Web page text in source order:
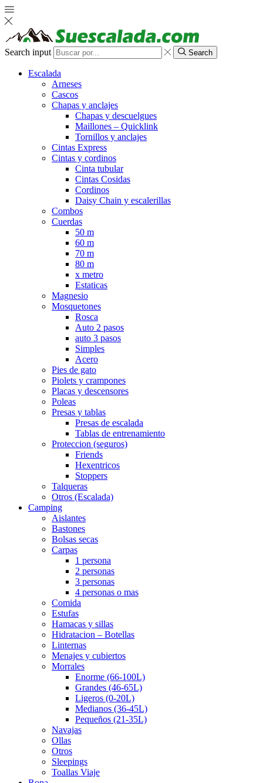
Search input Search
Escalada
Arneses
Cascos
Chapas y anclajes
Chapas y descuelgues
Maillones – Quicklink
Tornillos y anclajes
Cintas Express
Cintas y cordinos
Cinta tubular
Cintas Cosidas
Cordinos
Daisy Chain y escalerillas
Combos
Cuerdas
50 m
60 m
70 m
80 m
x metro
Estaticas
Magnesio
Mosquetones
Rosca
Auto 2 pasos
auto 3 pasos
Simples
Acero
Pies de gato
Piolets y crampones
Placas y descensores
Poleas
Presas y tablas
Presas de escalada
Tablas de entrenamiento
Proteccion (seguros)
Friends
Hexentricos
Stoppers
Talqueras
Otros (Escalada)
Camping
Aislantes
Bastones
Bolsas secas
Carpas
1 persona
2 personas
3 personas
4 personas o mas
Comida
Estufas
Hamacas y sillas
Hidratacion – Botellas
Linternas
Menajes y cubiertos
Morrales
Enorme (66-100L)
Grandes (46-65L)
Ligeros (0-20L)
Medianos (36-45L)
Pequeños (21-35L)
Navajas
Ollas
Otros
Sleepings
Toallas Viaje